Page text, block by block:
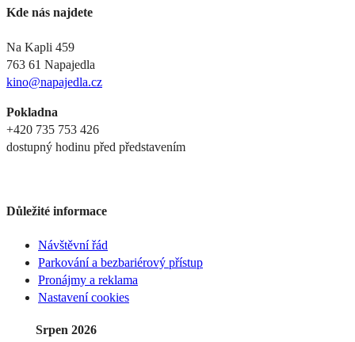
Kde nás najdete
Na Kapli 459
763 61 Napajedla
kino@napajedla.cz
Pokladna
+420 735 753 426
dostupný hodinu před představením
Důležité informace
Návštěvní řád
Parkování a bezbariérový přístup
Pronájmy a reklama
Nastavení cookies
Srpen 2026